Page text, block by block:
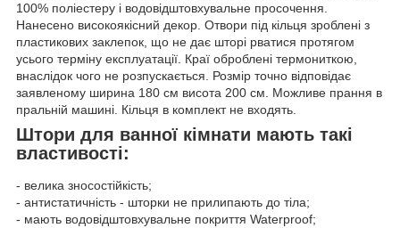
100% поліестеру і водовідштовхувальне просочення.
Нанесено високоякісний декор. Отвори під кільця зроблені з
пластикових заклепок, що не дає шторі рватися протягом
усього терміну експлуатації. Краї оброблені термониткою,
внаслідок чого не розпускається. Розмір точно відповідає
заявленому ширина 180 см висота 200 см. Можливе прання в
пральній машині. Кільця в комплект не входять.
Штори для ванної кімнати мають такі
властивості:
- велика зносостійкість;
- антистатичність - шторки не прилипають до тіла;
- мають водовідштовхувальне покриття Waterproof;